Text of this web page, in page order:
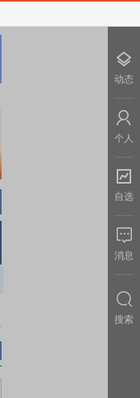
动态
个人
自选
消息
搜索